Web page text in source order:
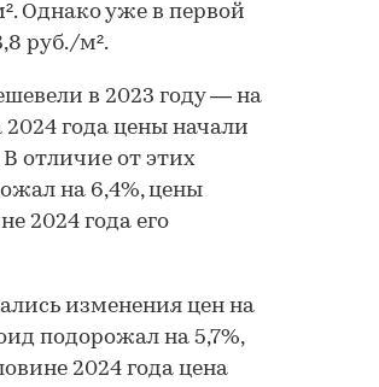
Однако уже в первой
руб./м².
в 2023 году — на
2024 года цены начали
В отличие от этих
на 6,4%, цены
2024 года его
изменения цен на
подорожал на 5,7%,
2024 года цена